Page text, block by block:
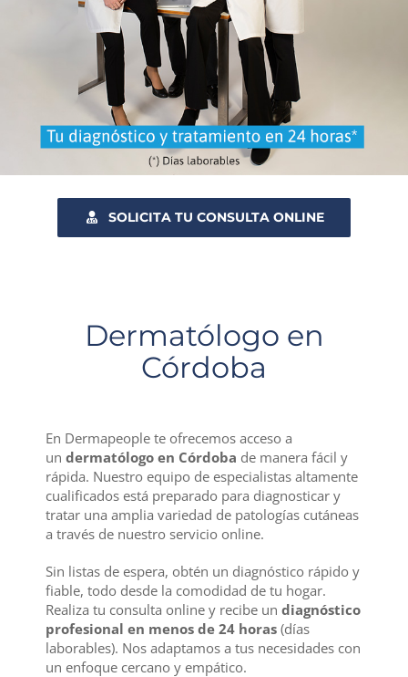
SOLICITA TU CONSULTA ONLINE
Dermatólogo en
Córdoba
En Dermapeople te ofrecemos acceso a
un dermatólogo en Córdoba de manera fácil y
rápida. Nuestro equipo de especialistas altamente
cualificados está preparado para diagnosticar y
tratar una amplia variedad de patologías cutáneas
a través de nuestro servicio online.
Sin listas de espera, obtén un diagnóstico rápido y
fiable, todo desde la comodidad de tu hogar.
Realiza tu consulta online y recibe un diagnóstico
profesional en menos de 24 horas(días
laborables). Nos adaptamos a tus necesidades con
un enfoque cercano y empático.